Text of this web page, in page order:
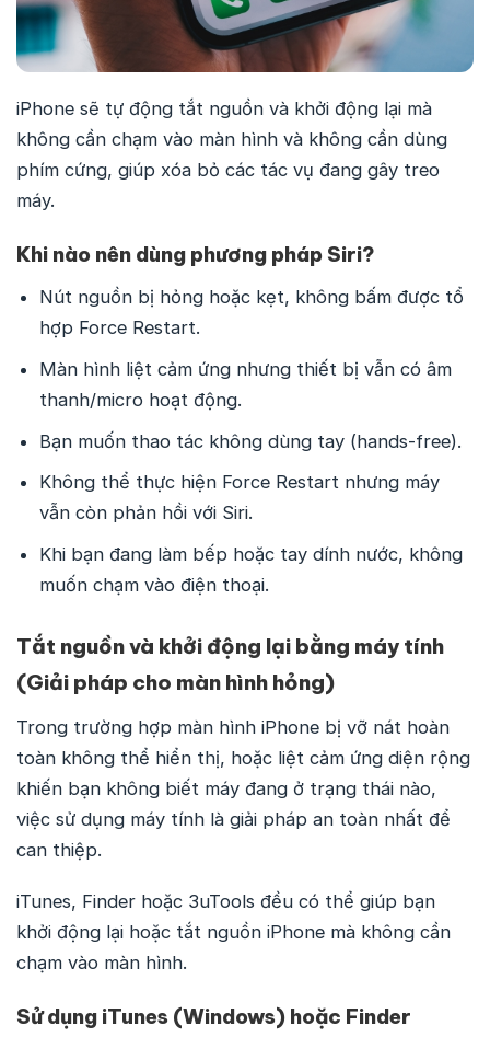
iPhone sẽ tự động tắt nguồn và khởi động lại mà
không cần chạm vào màn hình và không cần dùng
phím cứng, giúp xóa bỏ các tác vụ đang gây treo
máy.
Khi nào nên dùng phương pháp Siri?
Nút nguồn bị hỏng hoặc kẹt, không bấm được tổ
hợp Force Restart.
Màn hình liệt cảm ứng nhưng thiết bị vẫn có âm
thanh/micro hoạt động.
Bạn muốn thao tác không dùng tay (hands-free).
Không thể thực hiện Force Restart nhưng máy
vẫn còn phản hồi với Siri.
Khi bạn đang làm bếp hoặc tay dính nước, không
muốn chạm vào điện thoại.
Tắt nguồn và khởi động lại bằng máy tính
(Giải pháp cho màn hình hỏng)
Trong trường hợp màn hình iPhone bị vỡ nát hoàn
toàn không thể hiển thị, hoặc liệt cảm ứng diện rộng
khiến bạn không biết máy đang ở trạng thái nào,
việc sử dụng máy tính là giải pháp an toàn nhất để
can thiệp.
iTunes, Finder hoặc 3uTools đều có thể giúp bạn
khởi động lại hoặc tắt nguồn iPhone mà không cần
chạm vào màn hình.
Sử dụng iTunes (Windows) hoặc Finder